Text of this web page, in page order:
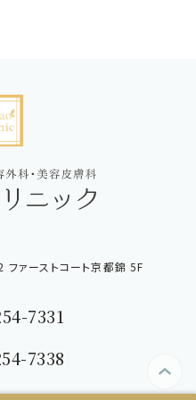
ァーストコート京都錦 5F
7331
7338